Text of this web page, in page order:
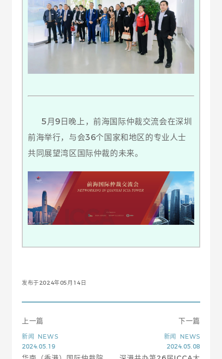
5月9日晚上，前海国际仲裁交流会在深圳
前海举行，与会36个国家和地区的专业人士
共同展望湾区国际仲裁的未来。
发布于2024年05月14日
上一篇
新闻 NEWS
2024.05.19
下一篇
新闻
NEWS
2024.05.08